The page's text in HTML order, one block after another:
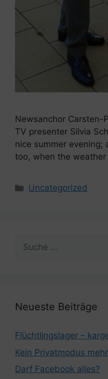
Newsanchor Carsten-
TV presenter Silvia
nice summer evening;
too, when the weather
Kategorien
Uncategorized
Neueste Beiträge
Flüchtlingslager –
Kein Privatmodus mehr
Darf Facebook alles?